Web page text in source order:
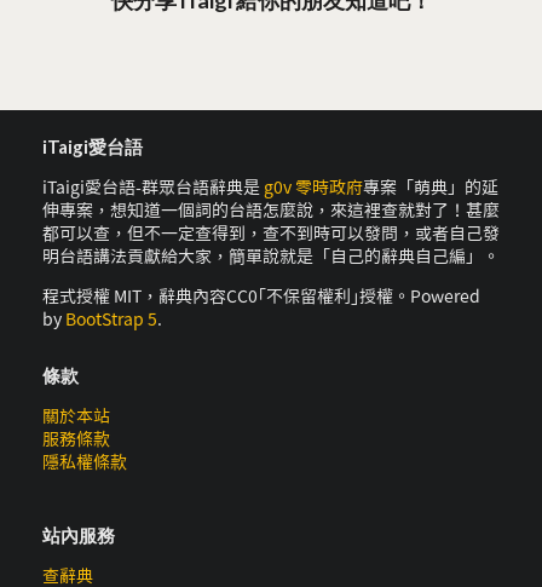
iTaigi愛台語
iTaigi愛台語-群眾台語辭典是 g0v 零時政府專案「萌典」的延
伸專案，想知道一個詞的台語怎麼說，來這裡查就對了！甚麼
都可以查，但不一定查得到，查不到時可以發問，或者自己發
明台語講法貢獻給大家，簡單說就是「自己的辭典自己編」。
程式授權 MIT，辭典內容CC0｢不保留權利｣授權。Powered
by BootStrap 5.
條款
關於本站
服務條款
隱私權條款
站內服務
查辭典